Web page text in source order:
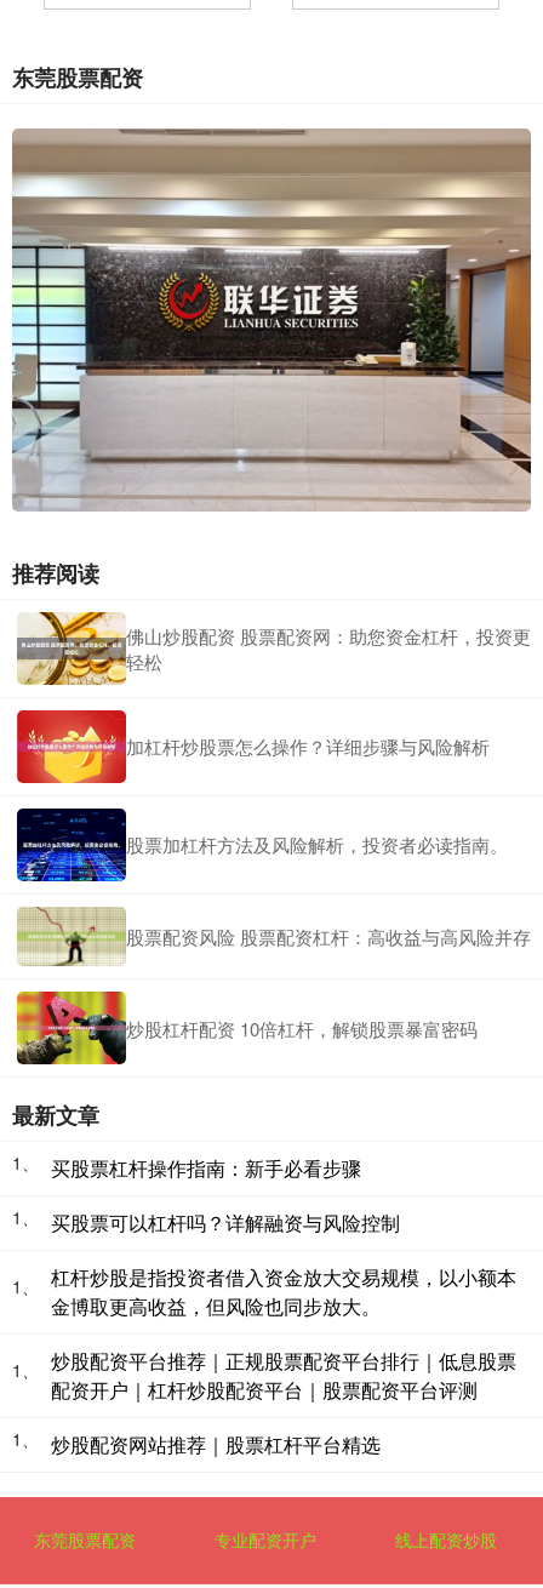
东莞股票配资
推荐阅读
佛山炒股配资 股票配资网：助您资金杠杆，投资更
轻松
加杠杆炒股票怎么操作？详细步骤与风险解析
股票加杠杆方法及风险解析，投资者必读指南。
股票配资风险 股票配资杠杆：高收益与高风险并存
炒股杠杆配资 10倍杠杆，解锁股票暴富密码
最新文章
1、 买股票杠杆操作指南：新手必看步骤
1、 买股票可以杠杆吗？详解融资与风险控制
1、
杠杆炒股是指投资者借入资金放大交易规模，以小额本
金博取更高收益，但风险也同步放大。
1、
炒股配资平台推荐｜正规股票配资平台排行｜低息股票
配资开户｜杠杆炒股配资平台｜股票配资平台评测
1、 炒股配资网站推荐｜股票杠杆平台精选
东莞股票配资 专业配资开户 线上配资炒股